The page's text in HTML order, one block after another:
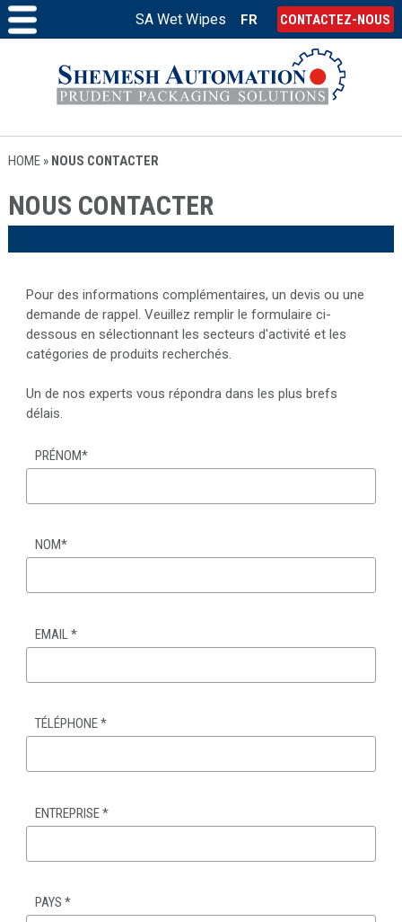
SA Wet Wipes FR CONTACTEZ-NOUS
HOME» NOUS CONTACTER
NOUS CONTACTER
Pour des informations complémentaires, un devis ou une
demande de rappel. Veuillez remplir le formulaire ci-
dessous en sélectionnant les secteurs d'activité et les
catégories de produits recherchés.
Un de nos experts vous répondra dans les plus brefs
délais.
PRÉNOM*
NOM*
EMAIL*
TÉLÉPHONE*
ENTREPRISE*
PAYS *